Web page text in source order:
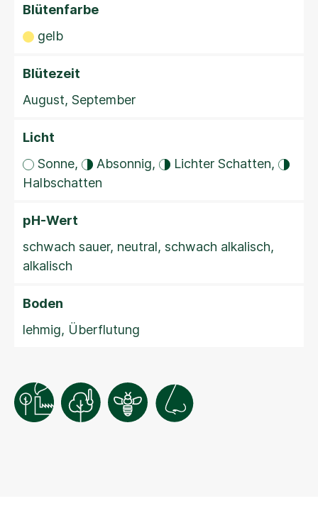
Blütenfarbe
gelb
Blütezeit
August, September
Licht
Sonne,
Absonnig,
Lichter Schatten,
Halbschatten
pH-Wert
schwach sauer, neutral, schwach alkalisch,
alkalisch
Boden
lehmig, Überflutung